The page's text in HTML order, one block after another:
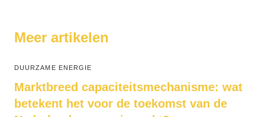
Meer artikelen
DUURZAME ENERGIE
Marktbreed capaciteitsmechanisme: wat
betekent het voor de toekomst van de